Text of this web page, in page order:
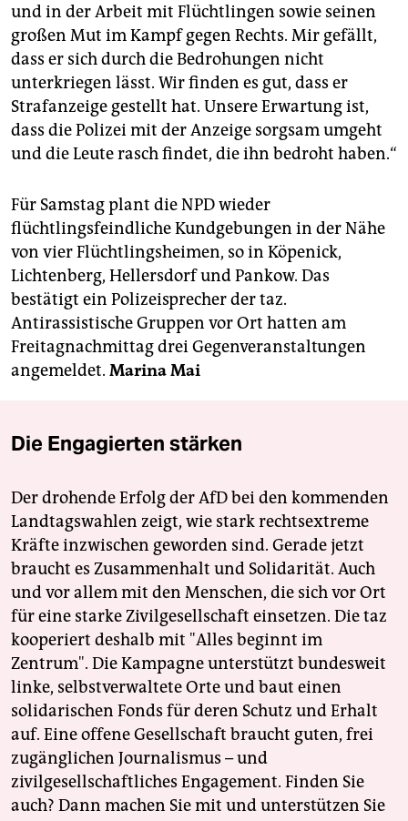
und in der Arbeit mit Flüchtlingen sowie seinen
großen Mut im Kampf gegen Rechts. Mir gefällt,
dass er sich durch die Bedrohungen nicht
unterkriegen lässt. Wir finden es gut, dass er
Strafanzeige gestellt hat. Unsere Erwartung ist,
dass die Polizei mit der Anzeige sorgsam umgeht
und die Leute rasch findet, die ihn bedroht haben.“
Für Samstag plant die NPD wieder
flüchtlingsfeindliche Kundgebungen in der Nähe
von vier Flüchtlingsheimen, so in Köpenick,
Lichtenberg, Hellersdorf und Pankow. Das
bestätigt ein Polizeisprecher der taz.
Antirassistische Gruppen vor Ort hatten am
Freitagnachmittag drei Gegenveranstaltungen
angemeldet. Marina Mai
Die Engagierten stärken
Der drohende Erfolg der AfD bei den kommenden
Landtagswahlen zeigt, wie stark rechtsextreme
Kräfte inzwischen geworden sind. Gerade jetzt
braucht es Zusammenhalt und Solidarität. Auch
und vor allem mit den Menschen, die sich vor Ort
für eine starke Zivilgesellschaft einsetzen. Die taz
kooperiert deshalb mit "Alles beginnt im
Zentrum". Die Kampagne unterstützt bundesweit
linke, selbstverwaltete Orte und baut einen
solidarischen Fonds für deren Schutz und Erhalt
auf. Eine offene Gesellschaft braucht guten, frei
zugänglichen Journalismus – und
zivilgesellschaftliches Engagement. Finden Sie
auch? Dann machen Sie mit und unterstützen Sie